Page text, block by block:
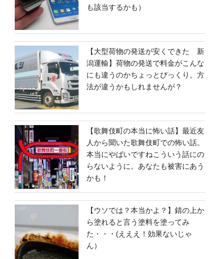
も該当するかも）
【大型荷物の発送が安くできた 新
潟運輸】荷物の発送で料金がこんな
にも違うのかちょっとびっくり。方
法が違うかもしれませんが？
【歌舞伎町の本当に怖い話】最近友
人から聞いた歌舞伎町での怖い話。
本当にやばいですねこういう話にの
らないように。あなたも被害にあう
かも！
【ウソでは？本当かよ？】錆の上か
ら塗れると言う塗料を塗ってみ
た・・・(えええ！効果ないじゃ
ん）